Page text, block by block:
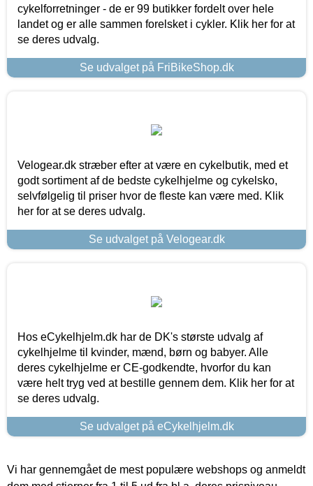
cykelforretninger - de er 99 butikker fordelt over hele
landet og er alle sammen forelsket i cykler. Klik her for at
se deres udvalg.
Se udvalget på FriBikeShop.dk
Velogear.dk stræber efter at være en cykelbutik, med et
godt sortiment af de bedste cykelhjelme og cykelsko,
selvfølgelig til priser hvor de fleste kan være med. Klik
her for at se deres udvalg.
Se udvalget på Velogear.dk
Hos eCykelhjelm.dk har de DK's største udvalg af
cykelhjelme til kvinder, mænd, børn og babyer. Alle
deres cykelhjelme er CE-godkendte, hvorfor du kan
være helt tryg ved at bestille gennem dem. Klik her for at
se deres udvalg.
Se udvalget på eCykelhjelm.dk
Vi har gennemgået de mest populære webshops og anmeldt